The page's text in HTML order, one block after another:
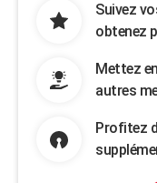
Suivez
obtenez
Mettez
autres
Profitez